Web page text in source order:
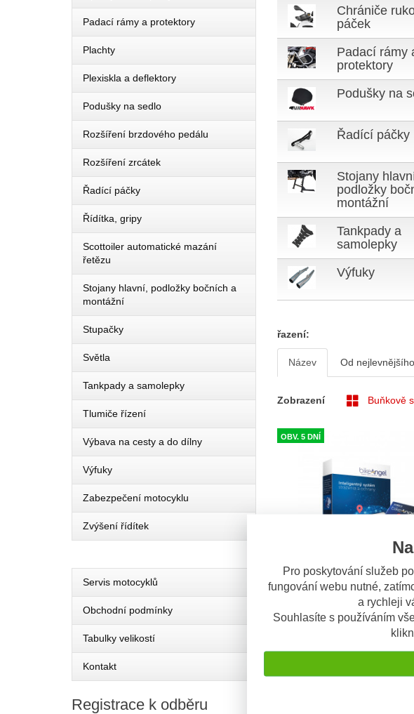
Pro poskytování služeb
fungování webu nutné,
a rychleji
Souhlasíte s používáním
Chrániče
páček
Padací rámy
protektory
Podušky na
Řadící páčky
Stojany
podložky
montážní
Tankpady a
samolepky
Výfuky
řazení:
Název Od nejlevnějšího
Zobrazení Buňkově
OBV. 5 DNÍ
bikeAngel 1-MOTO - (EU +
Smart GPS systém pro
Detailní popis produktu
inteligentní za...
SKLADEM
Padací rámy a protektory
Plachty
Plexiskla a deflektory
Podušky na sedlo
Rozšíření brzdového pedálu
Rozšíření zrcátek
Řadící páčky
Řídítka, gripy
Scottoiler automatické mazání
řetězu
Stojany hlavní, podložky bočních a
montážní
Stupačky
Světla
Tankpady a samolepky
Tlumiče řízení
Výbava na cesty a do dílny
Výfuky
Zabezpečení motocyklu
Zvýšení řídítek
Servis motocyklů
Obchodní podmínky
Tabulky velikostí
Kontakt
Registrace k odběru